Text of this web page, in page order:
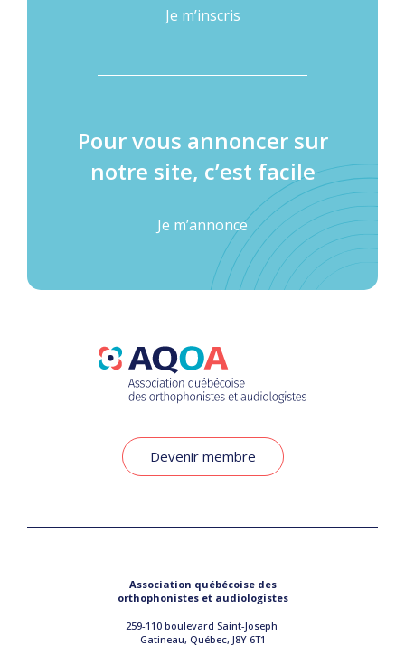
Je m’inscris
Pour vous annoncer sur
notre site, c’est facile
Je m’annonce
Devenir membre
Association québécoise des
orthophonistes et audiologistes
259-110 boulevard Saint-Joseph
Gatineau, Québec, J8Y 6T1